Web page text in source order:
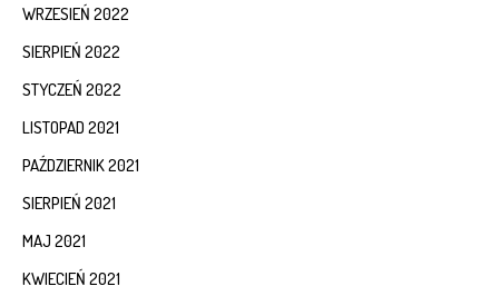
WRZESIEŃ 2022
SIERPIEŃ 2022
STYCZEŃ 2022
LISTOPAD 2021
PAŹDZIERNIK 2021
SIERPIEŃ 2021
MAJ 2021
KWIECIEŃ 2021